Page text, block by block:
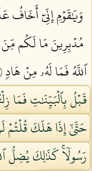
وَيَٰقَوۡمِ إِنِّيٓ أَخَافُ
مُدۡبِرِينَ مَا لَكُم
ٱللَّهُ فَمَا لَهُۥ مِنۡ هَادٖ ٣٣
قَبۡلُ بِٱلۡبَيِّنَٰتِ فَمَا
حَتَّىٰٓ إِذَا هَلَكَ قُلۡتُمۡ
رَسُولٗاۚ كَذَٰلِكَ يُضِلُّ